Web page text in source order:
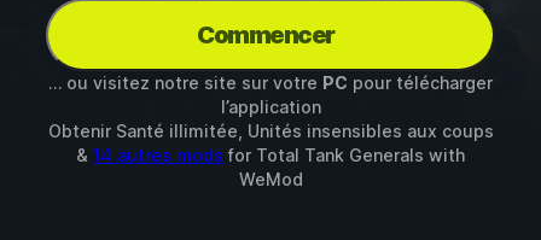
Commencer
… ou visitez notre site sur votre PC pour télécharger
l’application
Obtenir Santé illimitée, Unités insensibles aux coups
& 14 autres mods for Total Tank Generals with
WeMod